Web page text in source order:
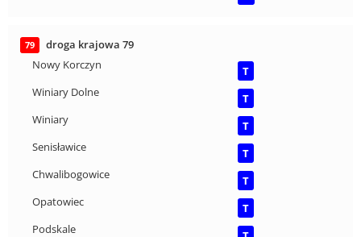
79
droga krajowa 79
Nowy Korczyn
T
Winiary Dolne
T
Winiary
T
Senisławice
T
Chwalibogowice
T
Opatowiec
T
Podskale